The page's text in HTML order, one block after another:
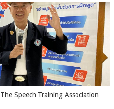
Speech Training Association